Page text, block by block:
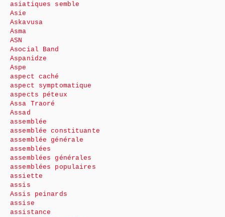
asiatiques semble
Asie
Askavusa
Asma
ASN
Asocial Band
Aspanidze
Aspe
aspect caché
aspect symptomatique
aspects péteux
Assa Traoré
Assad
assemblée
assemblée constituante
assemblée générale
assemblées
assemblées générales
assemblées populaires
assiette
assis
Assis peinards
assise
assistance